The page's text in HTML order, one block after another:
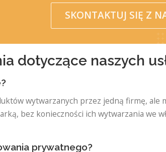
SKONTAKTUJ SIĘ Z
dotyczące naszych
wytwarzanych przez jedną firmę,
bez konieczności ich wytwarzania we
prywatnego?